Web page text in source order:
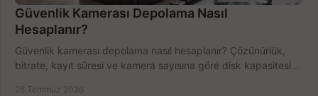
Güvenlik Kamerası Depolama Nasıl
Hesaplanır?
Güvenlik kamerası depolama nasıl hesaplanır? Çözünürlük,
bitrate, kayıt süresi ve kamera sayısına göre disk kapasitesini
26 Temmuz 2026